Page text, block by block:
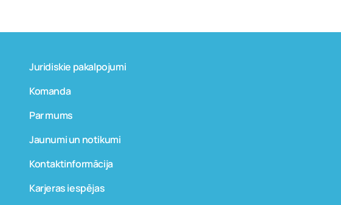
Juridiskie pakalpojumi
Komanda
Par mums
Jaunumi un notikumi
Kontaktinformācija
Karjeras iespējas